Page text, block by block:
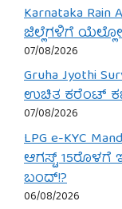
Karnataka
ಜಿಲ್ಲೆಗಳಿಗೆ
07/08/2026
Gruha Jyothi
ಉಚಿತ ಕರೆಂಟ್
07/08/2026
LPG e-KYC
ಆಗಸ್ಟ್ 15ರೊಳಗೆ
ಬಂದ್!?
06/08/2026